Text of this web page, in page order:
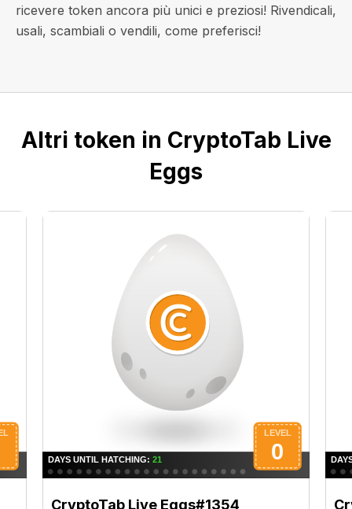
ricevere token ancora più unici e preziosi! Rivendicali,
usali, scambiali o vendili, come preferisci!
Altri token in CryptoTab Live
Eggs
CryptoTab Live Eggs#1354